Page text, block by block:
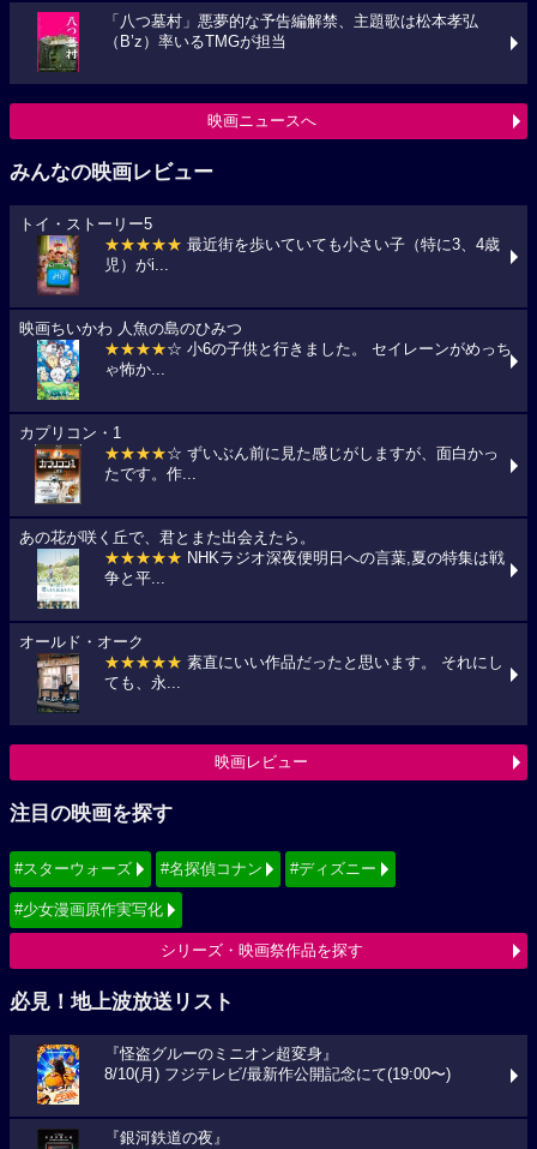
「八つ墓村」悪夢的な予告編解禁、主題歌は松本孝弘
（B’z）率いるTMGが担当
映画ニュースへ
みんなの映画レビュー
トイ・ストーリー5
★★★★★ 最近街を歩いていても小さい子（特に3、4歳
児）がi...
映画ちいかわ 人魚の島のひみつ
★★★★☆ 小6の子供と行きました。 セイレーンがめっち
ゃ怖か...
カプリコン・1
★★★★☆ ずいぶん前に見た感じがしますが、面白かっ
たです。作...
あの花が咲く丘で、君とまた出会えたら。
★★★★★ NHKラジオ深夜便明日への言葉,夏の特集は戦
争と平...
オールド・オーク
★★★★★ 素直にいい作品だったと思います。 それにし
ても、永...
映画レビュー
注目の映画を探す
#スターウォーズ #名探偵コナン #ディズニー
#少女漫画原作実写化
シリーズ・映画祭作品を探す
必見！地上波放送リスト
『怪盗グルーのミニオン超変身』
8/10(月) フジテレビ/最新作公開記念にて(19:00〜)
『銀河鉄道の夜』